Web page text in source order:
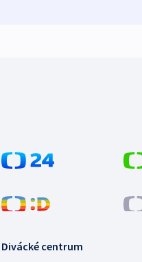
Divácké centrum